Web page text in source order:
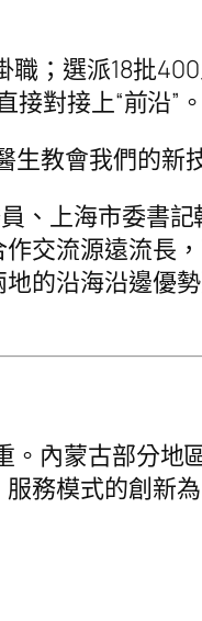
；選派18批
對接上“前沿”。
教會我們的新
上海市委書
交流源遠流長
地的沿海沿邊優
內蒙古部分
務模式的創新